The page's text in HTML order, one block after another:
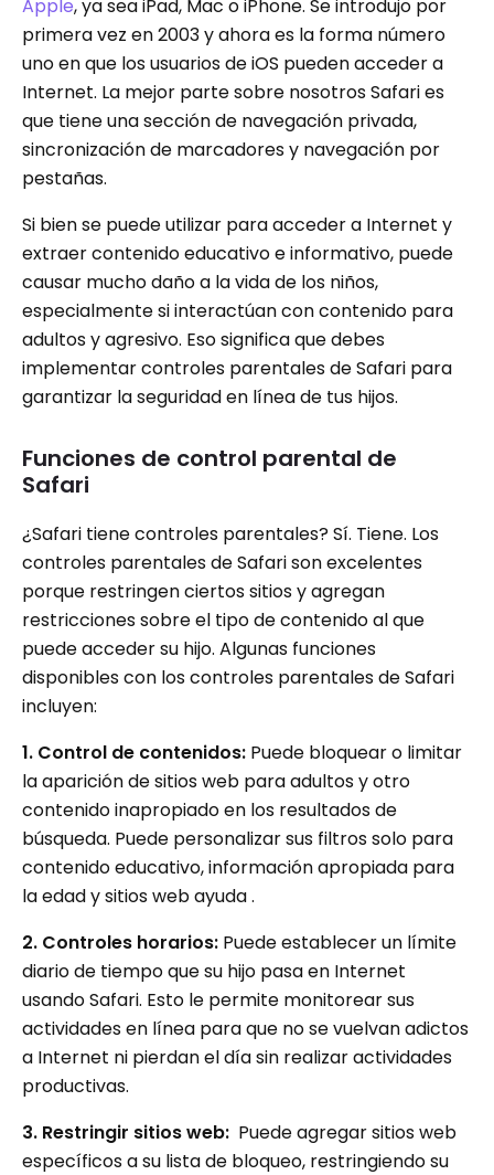
Apple, ya sea iPad, Mac o iPhone. Se introdujo por
primera vez en 2003 y ahora es la forma número
uno en que los usuarios de iOS pueden acceder a
Internet. La mejor parte sobre nosotros Safari es
que tiene una sección de navegación privada,
sincronización de marcadores y navegación por
pestañas.
Si bien se puede utilizar para acceder a Internet y
extraer contenido educativo e informativo, puede
causar mucho daño a la vida de los niños,
especialmente si interactúan con contenido para
adultos y agresivo. Eso significa que debes
implementar controles parentales de Safari para
garantizar la seguridad en línea de tus hijos.
Funciones de control parental de
Safari
¿Safari tiene controles parentales? Sí. Tiene. Los
controles parentales de Safari son excelentes
porque restringen ciertos sitios y agregan
restricciones sobre el tipo de contenido al que
puede acceder su hijo. Algunas funciones
disponibles con los controles parentales de Safari
incluyen:
1. Control de contenidos: Puede bloquear o limitar
la aparición de sitios web para adultos y otro
contenido inapropiado en los resultados de
búsqueda. Puede personalizar sus filtros solo para
contenido educativo, información apropiada para
la edad y sitios web ayuda .
2. Controles horarios: Puede establecer un límite
diario de tiempo que su hijo pasa en Internet
usando Safari. Esto le permite monitorear sus
actividades en línea para que no se vuelvan adictos
a Internet ni pierdan el día sin realizar actividades
productivas.
3. Restringir sitios web: Puede agregar sitios web
específicos a su lista de bloqueo, restringiendo su